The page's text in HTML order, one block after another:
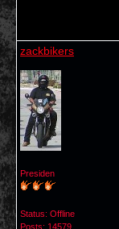
zackbikers
Presiden
Status: Offline
Posts: 14579